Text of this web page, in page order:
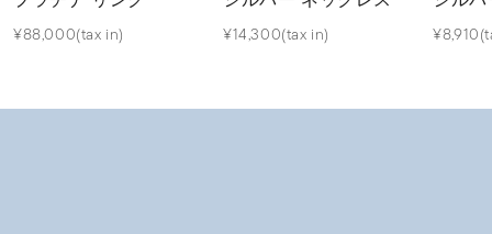
¥88,000(tax in) ¥14,300(tax in)